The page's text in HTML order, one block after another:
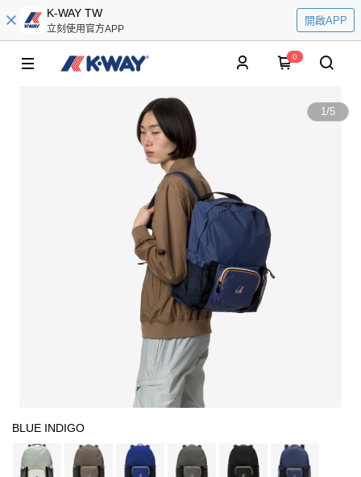
K-WAY TW
立刻使用官方APP
開啟APP
0
1/5
BLUE INDIGO